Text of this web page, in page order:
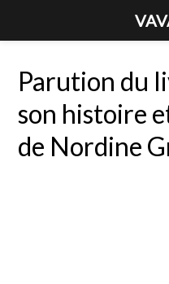
Parution du
son histoire
de Nordine